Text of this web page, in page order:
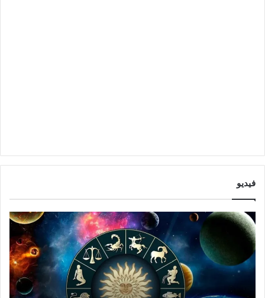
فيديو
و
ق
ع
ا